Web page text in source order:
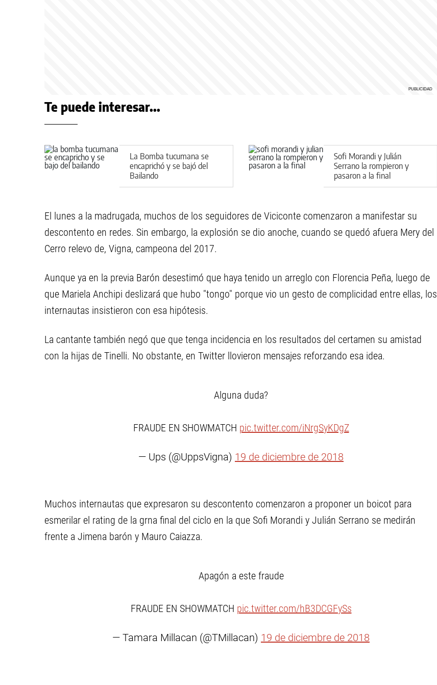
Te puede interesar...
La Bomba tucumana se
encaprichó y se bajó del
Bailando
Sofi Morandi y Julián
Serrano la rompieron y
pasaron a la final
El lunes a la madrugada, muchos de los seguidores de Viciconte comenzaron a manifestar su
descontento en redes. Sin embargo, la explosión se dio anoche, cuando se quedó afuera Mery del
Cerro relevo de, Vigna, campeona del 2017.
Aunque ya en la previa Barón desestimó que haya tenido un arreglo con Florencia Peña, luego de
que Mariela Anchipi deslizará que hubo "tongo" porque vio un gesto de complicidad entre ellas, los
internautas insistieron con esa hipótesis.
La cantante también negó que que tenga incidencia en los resultados del certamen su amistad
con la hijas de Tinelli. No obstante, en Twitter llovieron mensajes reforzando esa idea.
Alguna duda?
FRAUDE EN SHOWMATCH pic.twitter.com/iNrgSyKDgZ
— Ups (@UppsVigna) 19 de diciembre de 2018
Muchos internautas que expresaron su descontento comenzaron a proponer un boicot para
esmerilar el rating de la grna final del ciclo en la que Sofi Morandi y Julián Serrano se medirán
frente a Jimena barón y Mauro Caiazza.
Apagón a este fraude
FRAUDE EN SHOWMATCH pic.twitter.com/hB3DCGFySs
— Tamara Millacan (@TMillacan) 19 de diciembre de 2018